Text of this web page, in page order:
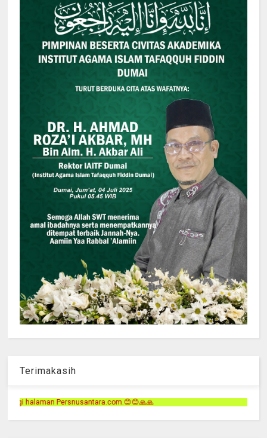
Terimakasih